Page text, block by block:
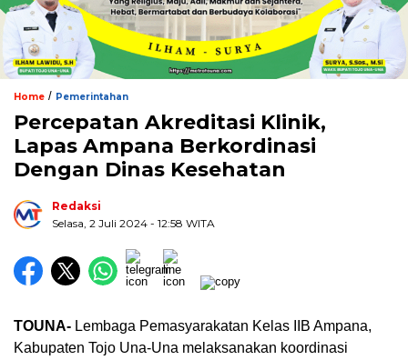
Home / Pemerintahan
Percepatan Akreditasi Klinik,
Lapas Ampana Berkordinasi
Dengan Dinas Kesehatan
Redaksi
Selasa, 2 Juli 2024 - 12:58 WITA
TOUNA- Lembaga Pemasyarakatan Kelas IIB Ampana,
Kabupaten Tojo Una-Una melaksanakan koordinasi